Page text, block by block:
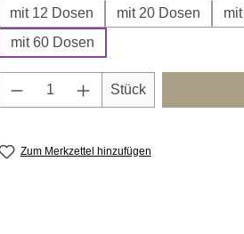
mit 12 Dosen mit 20 Dosen
mit 60 Dosen
Produkt Anzahl: Gib
Stück
Zum Merkzettel hinzufügen